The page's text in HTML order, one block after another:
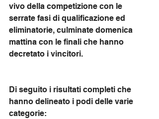
vivo della competizione con le
serrate fasi di qualificazione ed
eliminatorie, culminate domenica
mattina con le finali che hanno
decretato i vincitori.
Di seguito i risultati completi che
hanno delineato i podi delle varie
categorie: